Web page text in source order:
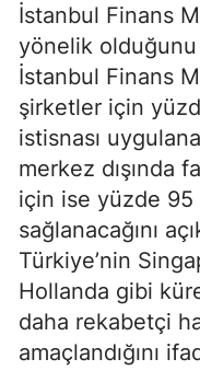
İstanbul Finans
yönelik
İstanbul Finans
şirketler için
istisnası
merkez dışında
için ise yüzde 95
sağlanacağını
Türkiye’nin
Hollanda gibi
daha rekabetçi
amaçlandığını